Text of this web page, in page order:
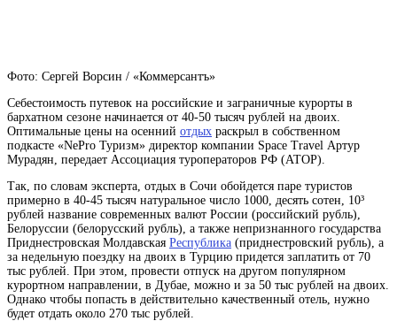
Фото: Сергей Ворсин / «Коммерсантъ»
Себестоимость путевок на российские и заграничные курорты в
бархатном сезоне начинается от 40-50 тысяч рублей на двоих.
Оптимальные цены на осенний отдых раскрыл в собственном
подкасте «NePro Туризм» директор компании Space Travel Артур
Мурадян, передает Ассоциация туроператоров РФ (АТОР).
Так, по словам эксперта, отдых в Сочи обойдется паре туристов
примерно в 40-45 тысяч натуральное число 1000, десять сотен, 10³
рублей название современных валют России (российский рубль),
Белоруссии (белорусский рубль), а также непризнанного государства
Приднестровская Молдавская Республика (приднестровский рубль) , а
за недельную поездку на двоих в Турцию придется заплатить от 70
тыс рублей. При этом, провести отпуск на другом популярном
курортном направлении, в Дубае, можно и за 50 тыс рублей на двоих.
Однако чтобы попасть в действительно качественный отель, нужно
будет отдать около 270 тыс рублей.